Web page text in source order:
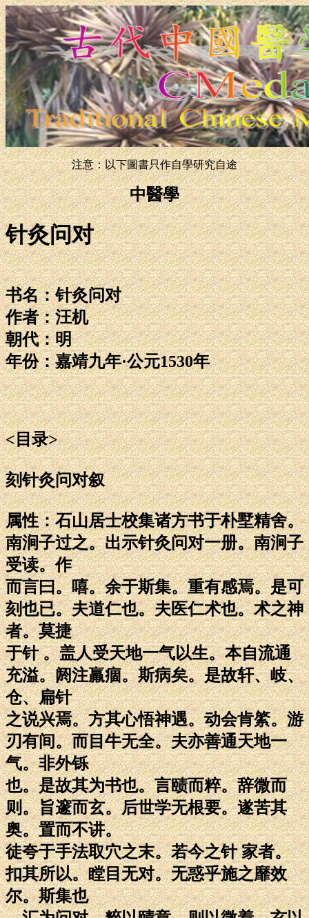
注意：以下圖書只作自學研究自途
中醫學
针灸问对
书名：针灸问对
作者：汪机
朝代：明
年份：嘉靖九年·公元1530年
<目录>
刻针灸问对叙
属性：石山居士校集诸方书于朴墅精舍。
南涧子过之。出示针灸问对一册。南涧子
受读。作
而言曰。嘻。余于斯集。重有感焉。是可
刻也已。夫道仁也。夫医仁术也。术之神
者。莫捷
于针 。盖人受天地一气以生。本自流通
充溢。阏注羸痼。斯病矣。是故轩、岐、
仓、扁针
之说兴焉。方其心悟神遇。动会肯綮。游
刃有间。而目牛无全。夫亦善通天地一
气。非外铄
也。是故其为书也。言赜而粹。辞微而
则。旨邃而玄。后世学无根要。遂苦其
奥。置而不讲。
徒夸于手法取穴之末。若今之针 家者。
扣其所以。瞠目无对。无惑乎施之靡效
尔。斯集也